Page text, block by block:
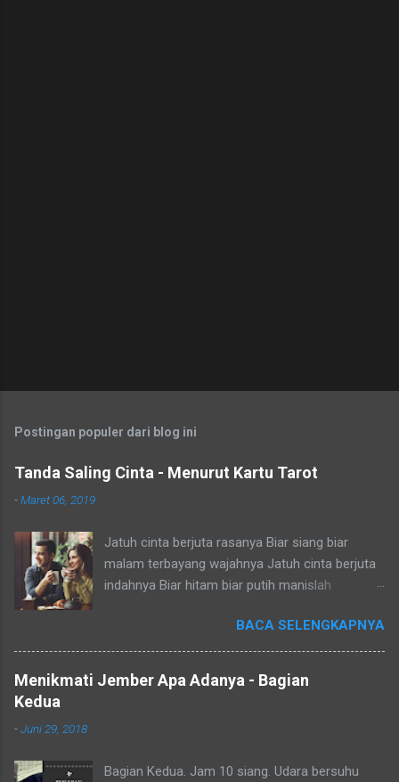
Postingan populer dari blog ini
Tanda Saling Cinta - Menurut Kartu Tarot
-Maret 06, 2019
Jatuh cinta berjuta rasanya Biar siang biar
malam terbayang wajahnya Jatuh cinta berjuta
indahnya Biar hitam biar putih manislah
Dia dekat aku senang tapi salah tingkah Dia aktif
aku pura-pura jual mahal Dia diam aku cari
perhatian oh repotnya Salam Budaya! Duh yang
lagi jatuh cinta, uhuk uhuk (maaf batuk
sampai timbul kalimat "sedang di mabuk
BACA SELENGKAPNYA
Menikmati Jember Apa Adanya - Bagian
Kedua
-Juni 29, 2018
Bagian Kedua. Jam 10 siang. Udara bersuhu